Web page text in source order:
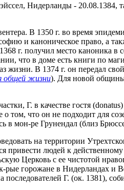
Нидерланды - 20.08.1384,
В 1350 г. во время
и каноническое право, а
г. получил место каноника
что в доме есть книги по
В 1374 г. он передал
общей жизни). Для новой общины
Г. в качестве гостя
что он не подходит для
в мон-ре Грунендал (близ
на территории
привести людей к
Церковь с ее чистотой
горожане в Нидерландах
Г. (ок. 1381),